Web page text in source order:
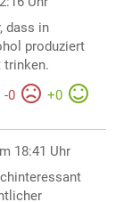
dass in
produziert
trinken.
-0 +0
18:41 Uhr